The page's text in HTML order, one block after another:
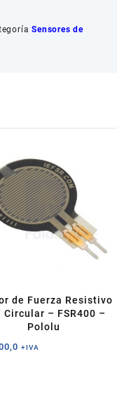
Sensores de
de Fuerza Resistivo
Circular – FSR400 –
Pololu
+IVA